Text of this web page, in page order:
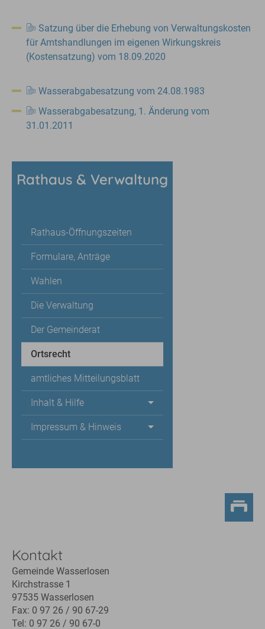
Satzung über die Erhebung von Verwaltungskosten
für Amtshandlungen im eigenen Wirkungskreis
(Kostensatzung) vom 18.09.2020
Wasserabgabesatzung vom 24.08.1983
Wasserabgabesatzung, 1. Änderung vom
31.01.2011
Rathaus & Verwaltung
Rathaus-Öffnungszeiten
Formulare, Anträge
Wahlen
Die Verwaltung
Der Gemeinderat
Ortsrecht
amtliches Mitteilungsblatt
Inhalt & Hilfe
Impressum & Hinweis
Kontakt
Gemeinde Wasserlosen
Kirchstrasse 1
97535 Wasserlosen
Fax: 0 97 26 / 90 67-29
Tel: 0 97 26 / 90 67-0